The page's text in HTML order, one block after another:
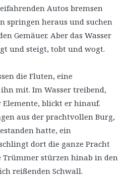
Autos bremsen
springen heraus und suchen
Gemäuer. Aber das Wasser
und steigt, tobt und wogt.
die Fluten, eine
mit. Im Wasser treibend,
blickt er hinauf.
aus der prachtvollen Burg,
hatte, ein
dort die ganze Pracht
Trümmer stürzen hinab in den
reißenden Schwall.